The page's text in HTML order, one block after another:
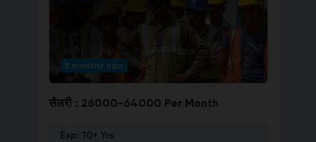
5 months ago
सैलरी : 26000-64000 Per Month
Exp: 10+ Yrs